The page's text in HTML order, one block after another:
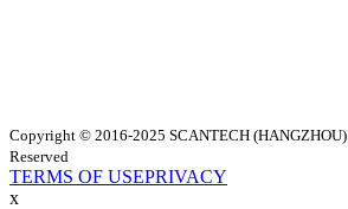
Copyright © 2016-2025 SCANTECH
Reserved
TERMS OF USEPRIVACY
x